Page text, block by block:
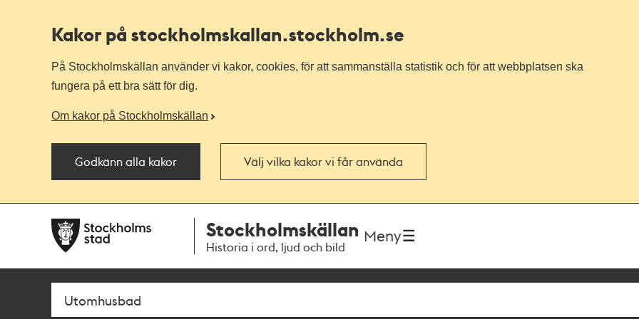
Kakor på stockholmskallan.stockholm.se
På Stockholmskällan använder vi kakor, cookies, för att sammanställa statistik och för att webbplatsen ska
fungera på ett bra sätt för dig.
Om kakor på Stockholmskällan
Godkänn alla kakor Välj vilka kakor vi får använda
navigationen
huvudinnehållet
Stockholmskällan
Historia i ord, ljud och bild
Meny
Sök